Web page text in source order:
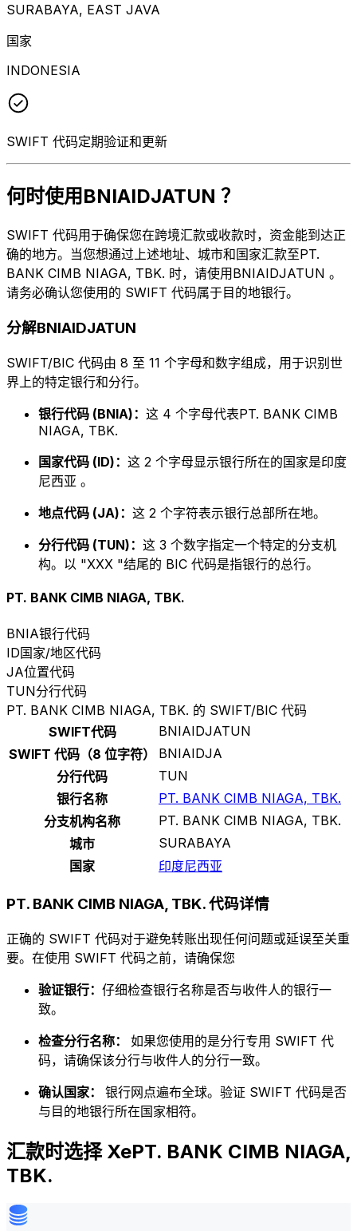
SURABAYA, EAST JAVA
国家
INDONESIA
SWIFT 代码定期验证和更新
何时使用BNIAIDJATUN ？
SWIFT 代码用于确保您在跨境汇款或收款时，资金能到达正
确的地方。当您想通过上述地址、城市和国家汇款至PT.
BANK CIMB NIAGA, TBK. 时，请使用BNIAIDJATUN 。
请务必确认您使用的 SWIFT 代码属于目的地银行。
分解BNIAIDJATUN
SWIFT/BIC 代码由 8 至 11 个字母和数字组成，用于识别世
界上的特定银行和分行。
银行代码 (BNIA)： 这 4 个字母代表PT. BANK CIMB
NIAGA, TBK.
国家代码 (ID)： 这 2 个字母显示银行所在的国家是印度
尼西亚 。
地点代码 (JA)： 这 2 个字符表示银行总部所在地。
分行代码 (TUN)： 这 3 个数字指定一个特定的分支机
构。以 "XXX "结尾的 BIC 代码是指银行的总行。
PT. BANK CIMB NIAGA, TBK.
BNIA银行代码
ID国家/地区代码
JA位置代码
TUN分行代码
PT. BANK CIMB NIAGA, TBK. 的 SWIFT/BIC 代码
SWIFT代码
BNIAIDJATUN
SWIFT 代码（8 位字符）
BNIAIDJA
分行代码
TUN
银行名称
PT. BANK CIMB NIAGA, TBK.
分支机构名称
PT. BANK CIMB NIAGA, TBK.
城市
SURABAYA
国家
印度尼西亚
PT. BANK CIMB NIAGA, TBK. 代码详情
正确的 SWIFT 代码对于避免转账出现任何问题或延误至关重
要。在使用 SWIFT 代码之前，请确保您
验证银行： 仔细检查银行名称是否与收件人的银行一
致。
检查分行名称： 如果您使用的是分行专用 SWIFT 代
码，请确保该分行与收件人的分行一致。
确认国家： 银行网点遍布全球。验证 SWIFT 代码是否
与目的地银行所在国家相符。
汇款时选择 XePT. BANK CIMB NIAGA,
TBK.